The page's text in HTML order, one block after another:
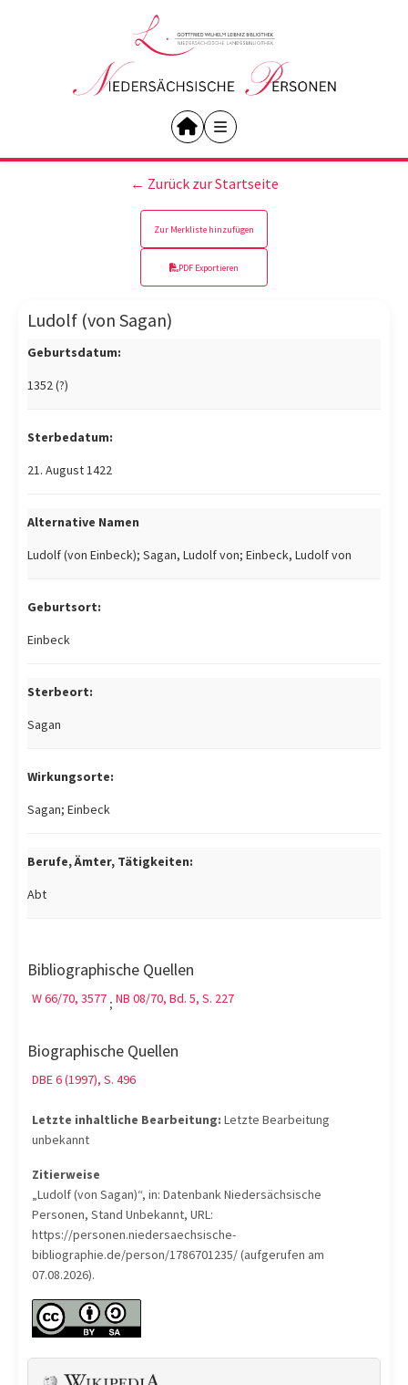
← Zurück zur Startseite
Zur Merkliste hinzufügen
PDF Exportieren
Ludolf (von Sagan)
Geburtsdatum:
1352 (?)
Sterbedatum:
21. August 1422
Alternative Namen
Ludolf (von Einbeck); Sagan, Ludolf von; Einbeck, Ludolf von
Geburtsort:
Einbeck
Sterbeort:
Sagan
Wirkungsorte:
Sagan; Einbeck
Berufe, Ämter, Tätigkeiten:
Abt
Bibliographische Quellen
W 66/70, 3577 ; NB 08/70, Bd. 5, S. 227
Biographische Quellen
DBE 6 (1997), S. 496
Letzte inhaltliche Bearbeitung: Letzte Bearbeitung
unbekannt
Zitierweise
„Ludolf (von Sagan)“, in: Datenbank Niedersächsische
Personen, Stand Unbekannt, URL:
https://personen.niedersaechsische-
bibliographie.de/person/1786701235/ (aufgerufen am
07.08.2026).